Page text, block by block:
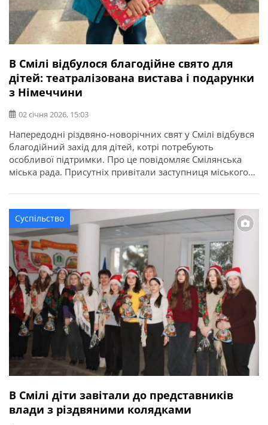
В Смілі відбулося благодійне свято для
дітей: театралізована вистава і подарунки
з Німеччини
02 січня 2026, 15:03
Напередодні різдвяно-новорічних свят у Смілі відбувся
благодійний захід для дітей, котрі потребують
особливої підтримки. Про це повідомляє Смілянська
міська рада. Присутніх привітали заступниця міського
районної ради Олександр Гончаренко та представники
благодійних організацій. Святкову програму відкрили
творчі номери у виконанні вихованців Смілянського
Будинку дитячої та юнацької творчості. Кульмінацією
заходу стала […]
Суспільство
В Смілі діти завітали до представників
влади з різдвяними колядками